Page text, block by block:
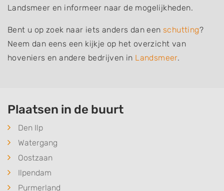
Landsmeer en informeer naar de mogelijkheden.
Bent u op zoek naar iets anders dan een schutting?
Neem dan eens een kijkje op het overzicht van
hoveniers en andere bedrijven in Landsmeer.
Plaatsen in de buurt
Den Ilp
Watergang
Oostzaan
Ilpendam
Purmerland